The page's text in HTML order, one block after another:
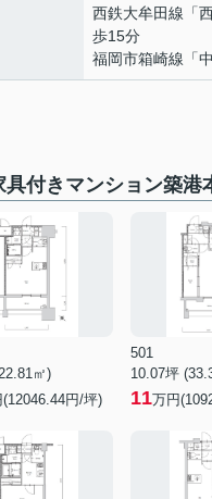
西鉄大牟田線 「
歩15分
福岡市箱崎線 「
具付きマンション築
㎡)
(12046.44円/坪)
501
10.07坪
11万円